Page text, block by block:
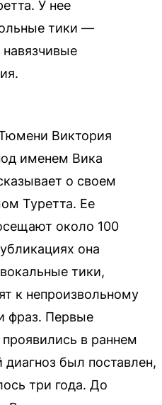
У нее
тики —
Виктория
именем Вика
о своем
Туретта. Ее
около 100
она
тики,
к непроизвольному
фраз. Первые
в раннем
был поставлен,
три года. До